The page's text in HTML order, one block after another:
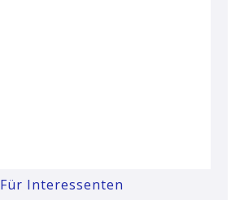
Für Interessenten